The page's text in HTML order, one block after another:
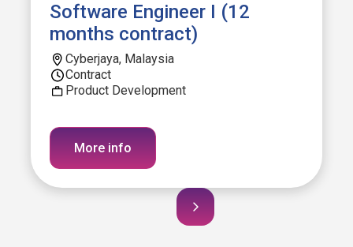
Software Engineer I (12
months contract)
Cyberjaya, Malaysia
Contract
Product Development
More info